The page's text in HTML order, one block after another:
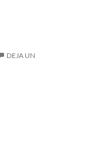
DEJA UN